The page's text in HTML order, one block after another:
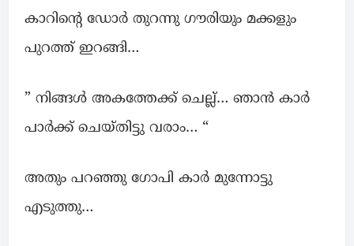
കാറിന്റെ ഡോര്‍ തുറന്നു ഗൗരിയും മക്കളും
പുറത്ത് ഇറങ്ങി…
” നിങ്ങള്‍ അകത്തേക്ക് ചെല്ല്… ഞാൻ കാർ
പാർക്ക് ചെയ്തിട്ടു വരാം… “
അതും പറഞ്ഞു ഗോപി കാർ മുന്നോട്ടു
എടുത്തു…